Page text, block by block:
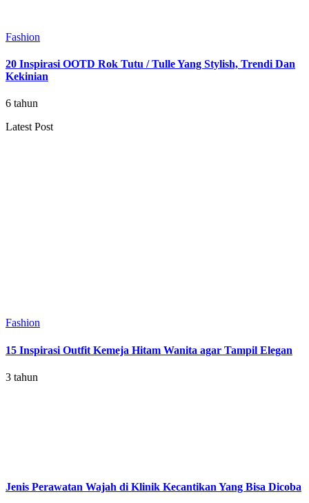
Fashion
20 Inspirasi OOTD Rok Tutu / Tulle Yang Stylish, Trendi Dan
Kekinian
6 tahun
Latest Post
Fashion
15 Inspirasi Outfit Kemeja Hitam Wanita agar Tampil Elegan
3 tahun
Jenis Perawatan Wajah di Klinik Kecantikan Yang Bisa Dicoba